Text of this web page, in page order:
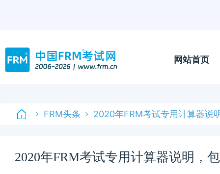
网站首页
FRM头条 2020年FRM考试专用计算器说
2020年FRM考试专用计算器说明，